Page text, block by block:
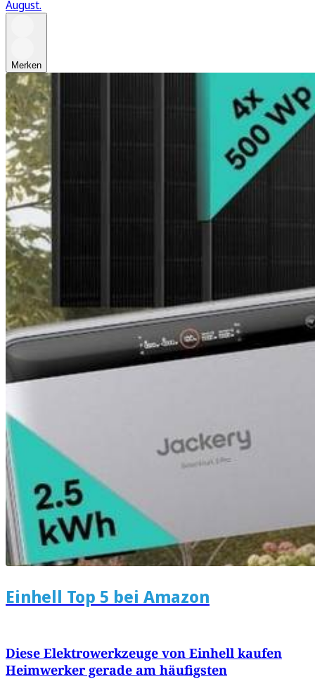
August.
Merken
Einhell Top 5 bei Amazon
Diese Elektrowerkzeuge von Einhell kaufen
Heimwerker gerade am häufigsten